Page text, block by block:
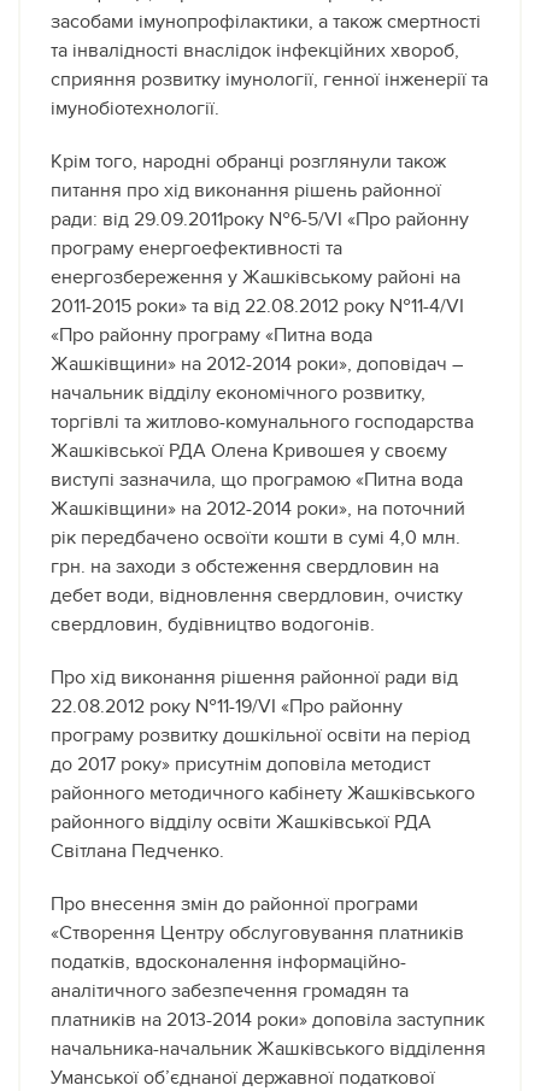
засобами імунопрофілактики, а також смертності
та інвалідності внаслідок інфекційних хвороб,
сприяння розвитку імунології, генної інженерії та
імунобіотехнології.
Крім того, народні обранці розглянули також
питання про хід виконання рішень районної
ради: від 29.09.2011року №6-5/VІ «Про районну
програму енергоефективності та
енергозбереження у Жашківському районі на
2011-2015 роки» та від 22.08.2012 року №11-4/VІ
«Про районну програму «Питна вода
Жашківщини» на 2012-2014 роки», доповідач –
начальник відділу економічного розвитку,
торгівлі та житлово-комунального господарства
Жашківської РДА Олена Кривошея у своєму
виступі зазначила, що програмою «Питна вода
Жашківщини» на 2012-2014 роки», на поточний
рік передбачено освоїти кошти в сумі 4,0 млн.
грн. на заходи з обстеження свердловин на
дебет води, відновлення свердловин, очистку
свердловин, будівництво водогонів.
Про хід виконання рішення районної ради від
22.08.2012 року №11-19/VІ «Про районну
програму розвитку дошкільної освіти на період
до 2017 року» присутнім доповіла методист
районного методичного кабінету Жашківського
районного відділу освіти Жашківської РДА
Світлана Педченко.
Про внесення змін до районної програми
«Створення Центру обслуговування платників
податків, вдосконалення інформаційно-
аналітичного забезпечення громадян та
платників на 2013-2014 роки» доповіла заступник
начальника-начальник Жашківського відділення
Уманської об’єднаної державної податкової